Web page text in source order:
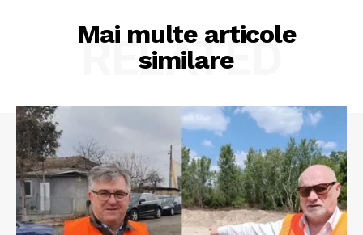
Mai multe articole
similare
RELATED